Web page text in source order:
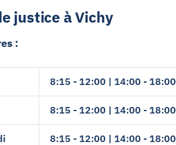
justice à Vichy
:
8:15 - 12:00 | 14:00 - 18:00
8:15 - 12:00 | 14:00 - 18:00
8:15 - 12:00 | 14:00 - 18:00